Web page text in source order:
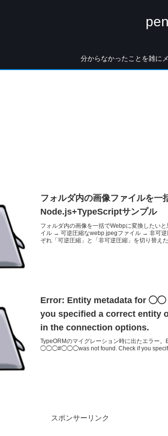
分からなかったことを雑に
フォルダ内の画像ファイルを一
Node.js+TypeScriptサンプル
フォルダ内の画像を一括でWebpに変換したい
イル → 可逆圧縮なwebp jpegファイル → 非可
ぞれ「可逆圧縮」と「非可逆圧縮」を切り替えた
Error: Entity metadata for ◯◯
you specified a correct entity
in the connection options.
TypeORMのマイグレーション時に出たエラー
◯◯◯#◯◯◯was not found. Check if you
スポンサーリンク